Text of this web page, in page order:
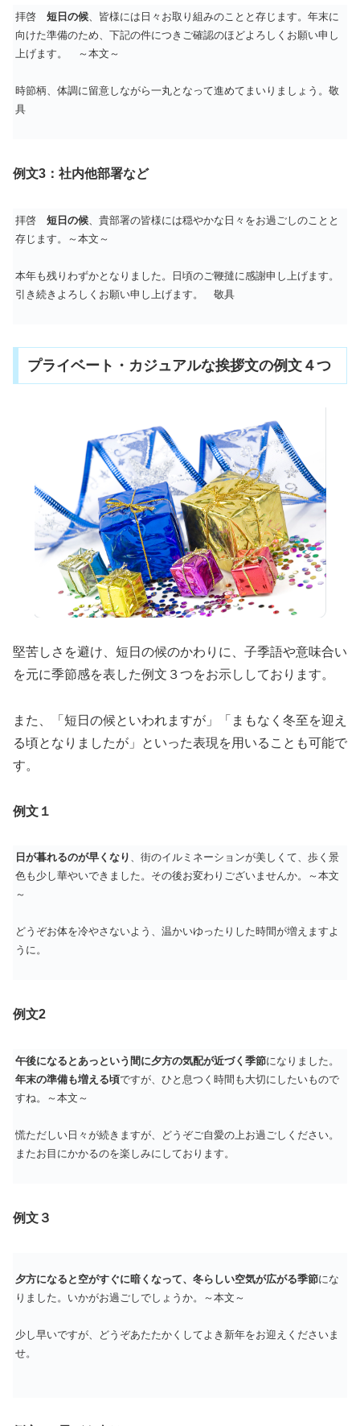
拝啓 短日の候、皆様には日々お取り組みのことと存じます。年末に
向けた準備のため、下記の件につきご確認のほどよろしくお願い申し
上げます。 ～本文～
時節柄、体調に留意しながら一丸となって進めてまいりましょう。敬
具
例文3：社内他部署など
拝啓 短日の候 、貴部署の皆様には穏やかな日々をお過ごしのことと
存じます。～本文～
本年も残りわずかとなりました。日頃のご鞭撻に感謝申し上げます。
引き続きよろしくお願い申し上げます。 敬具
プライベート・カジュアルな挨拶文の例文４つ
堅苦しさを避け、短日の候のかわりに、子季語や意味合い
を元に季節感を表した例文３つをお示ししております。
また、「短日の候といわれますが」「まもなく冬至を迎え
る頃となりましたが」といった表現を用いることも可能で
す。
例文１
日が暮れるのが早くなり 、街のイルミネーションが美しくて、歩く景
色も少し華やいできました。その後お変わりございませんか。～本文
～
どうぞお体を冷やさないよう、温かいゆったりした時間が増えますよ
うに。
例文2
午後になるとあっという間に夕方の気配が近づく季節になりました。
年末の準備も増える頃ですが、ひと息つく時間も大切にしたいもので
すね。～本文～
慌ただしい日々が続きますが、どうぞご自愛の上お過ごしください。
またお目にかかるのを楽しみにしております。
例文３
夕方になると空がすぐに暗くなって、冬らしい空気が広がる季節にな
りました。いかがお過ごしでしょうか。～本文～
少し早いですが、どうぞあたたかくしてよき新年をお迎えくださいま
せ。